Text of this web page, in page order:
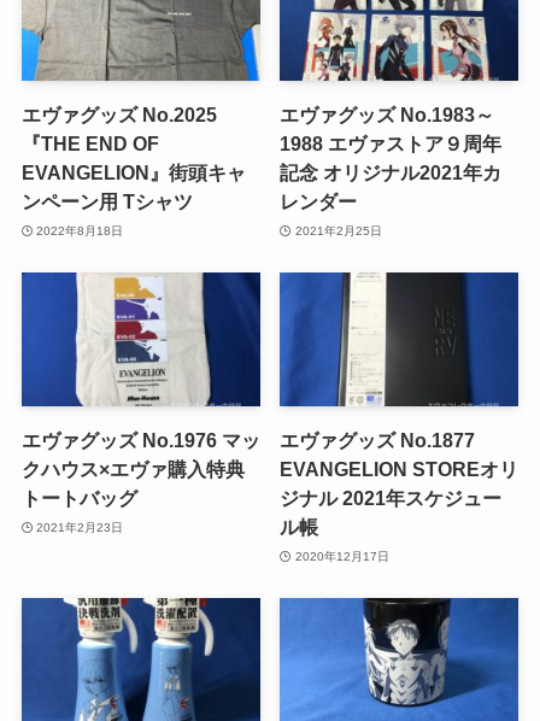
エヴァグッズ No.2025
『THE END OF
EVANGELION』街頭キャ
ンペーン用 Tシャツ
2022年8月18日
エヴァグッズ No.1983～
1988 エヴァストア９周年
記念 オリジナル2021年カ
レンダー
2021年2月25日
エヴァグッズ No.1976 マッ
クハウス×エヴァ購入特典
トートバッグ
2021年2月23日
エヴァグッズ No.1877
EVANGELION STOREオリ
ジナル 2021年スケジュー
ル帳
2020年12月17日